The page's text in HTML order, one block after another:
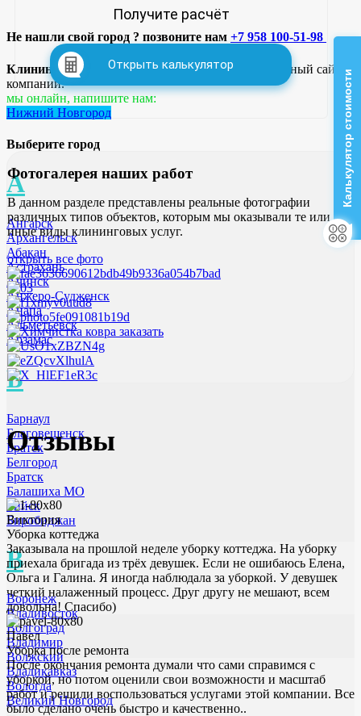
Не нашли свой город ? позвоните нам +7 958 100-51-98
Клининговая компания VIP-Клининг.Официальный сайт
компании.
мы онлайн, напишите нам:
Нижний Новгород
Выберите город
А
Ангарск
Архангельск
Абакан
Астрахань
Ачинск
Анжеро-Судженск
Анапа
Альметьевск
Арзамас
Б
Барнаул
Благовещенск
Братск
Белгород
Братск
Балашиха МО
Бийск
Биробиджан
В
Воронеж
Владивосток
Волгоград
Владимир
Волжский
Владикавказ
Вологда
Великий Новгород
Получите расчёт
Открыть калькулятор
Фотогалерея наших работ
В данном разделе представлены реальные фотографии
различных типов объектов, которым мы оказывали те или
иные виды клининговых услуг.
открыть все фото
Отзывы
Виктория
Уборка коттеджа
Заказывала на прошлой неделе уборку коттеджа. На уборку
приехала бригада из трёх девушек. Если не ошибаюсь Елена,
Ольга и Галина. Я иногда наблюдала за уборкой. У девушек
четкий налаженный процесс. Друг другу не мешают, всем
довольна! Спасибо)
Павел
Уборка после ремонта
После окончания ремонта думали что сами справимся с
уборкой, но потом оценили свои возможности и масштаб
работ и решили воспользоваться услугами этой компании. Все
было сделано очень быстро и качественно..
Калькулятор стоимости